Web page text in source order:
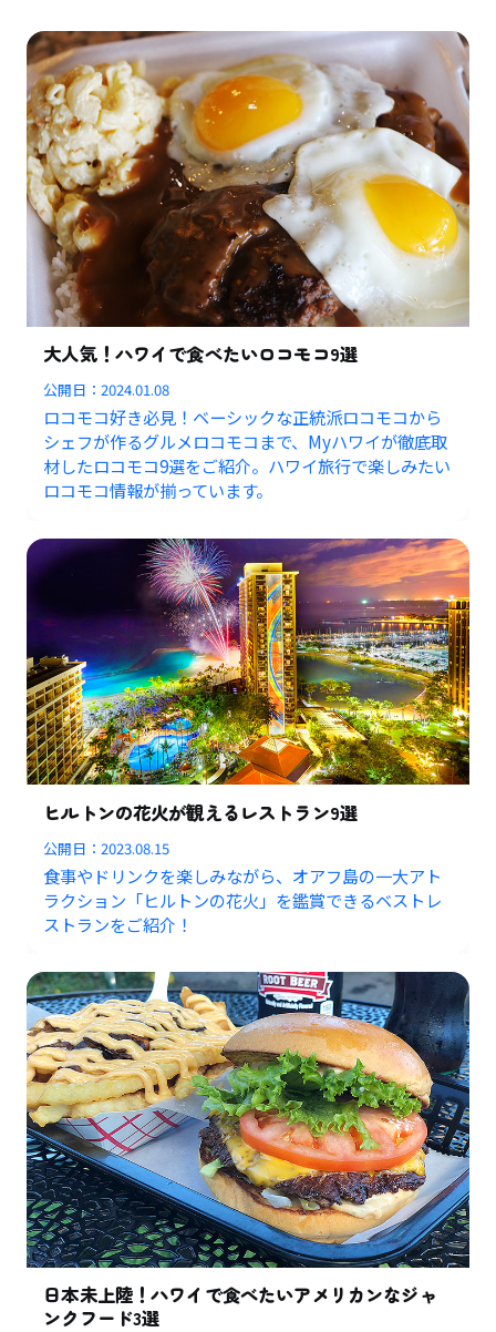
大人気！ハワイで食べたいロコモコ9選
公開日：2024.01.08
ロコモコ好き必見！ベーシックな正統派ロコモコから
シェフが作るグルメロコモコまで、Myハワイが徹底取
材したロコモコ9選をご紹介。ハワイ旅行で楽しみたい
ロコモコ情報が揃っています。
ヒルトンの花火が観えるレストラン9選
公開日：2023.08.15
食事やドリンクを楽しみながら、オアフ島の一大アト
ラクション「ヒルトンの花火」を鑑賞できるベストレ
ストランをご紹介！
日本未上陸！ハワイで食べたいアメリカンなジャ
ンクフード3選